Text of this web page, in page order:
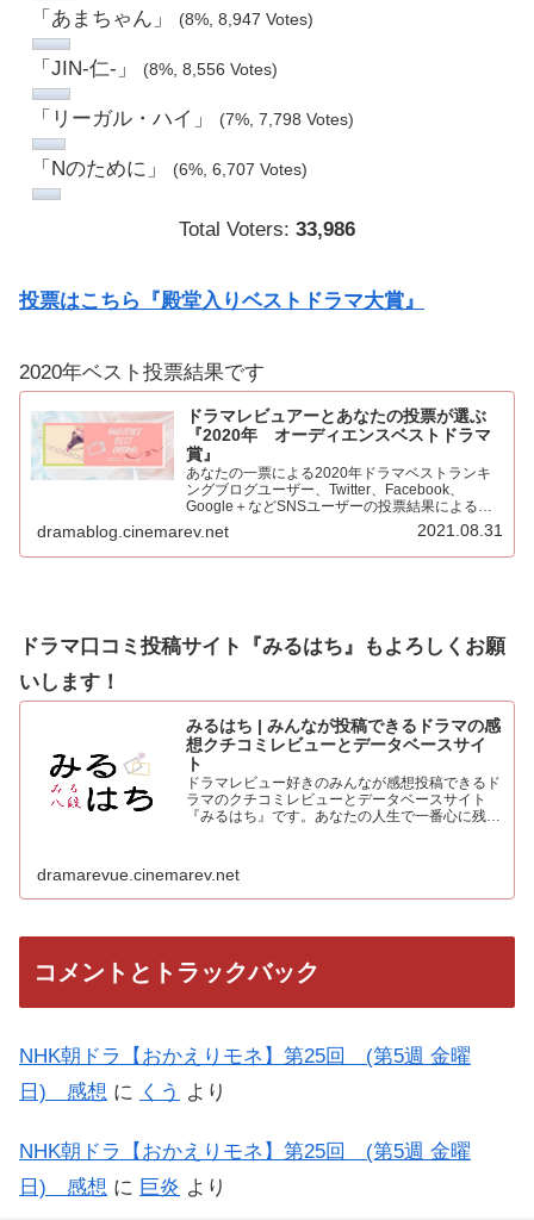
「あまちゃん」 (8%, 8,947 Votes)
「JIN-仁-」 (8%, 8,556 Votes)
「リーガル・ハイ」 (7%, 7,798 Votes)
「Nのために」 (6%, 6,707 Votes)
Total Voters: 33,986
投票はこちら『殿堂入りベストドラマ大賞』
2020年ベスト投票結果です
ドラマレビュアーとあなたの投票が選ぶ
『2020年 オーディエンスベストドラマ
賞』
あなたの一票による2020年ドラマベストランキ
ングブログユーザー、Twitter、Facebook、
Google＋などSNSユーザーの投票結果による
2020年ベストドラマ。445票もの投票をいただき
心より感謝申し上げます！！集計の結果を発表…
dramablog.cinemarev.net 2021.08.31
ドラマ口コミ投稿サイト『みるはち』もよろしくお願
いします！
みるはち | みんなが投稿できるドラマの感
想クチコミレビューとデータベースサイ
ト
ドラマレビュー好きのみんなが感想投稿できるド
ラマのクチコミレビューとデータベースサイト
『みるはち』です。あなたの人生で一番心に残っ
dramarevue.cinemarev.net
コメントとトラックバック
NHK朝ドラ【おかえりモネ】第25回 (第5週 金曜
日) 感想 に くう より
NHK朝ドラ【おかえりモネ】第25回 (第5週 金曜
日) 感想 に 巨炎 より